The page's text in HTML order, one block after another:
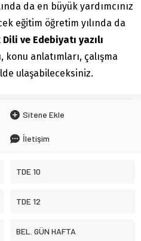
da en büyük yardımcınız
eğitim öğretim yılında da
Dili ve Edebiyatı yazılı
, konu anlatımları, çalışma
ulaşabileceksiniz.
Sitene Ekle
İletişim
TDE 10
TDE 12
BEL. GÜN HAFTA